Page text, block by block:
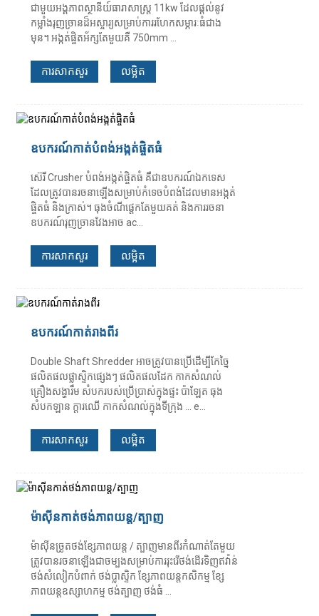
ជាមួយអង្គភាពស្ថានីយ៍ធារាសាស្ត្រ 11kw ដែលផ្តល់នូវ
កម្លាំងរុញច្រានដ៏អស្ចារ្យសម្រាប់ការរហែកសម្ភារៈធំជាង
មុន។ អង្កត់ផ្ចិតអ័ក្សតែមួយគឺ 750mm ...
ការសាកសួរ លម្អិត
ឧបករណ៍កាត់បំពង់អង្កត់ផ្ចិតធំ
ស៊េរី Crusher បំពង់អង្កត់ផ្ចិតធំ គឺជាឧបករណ៍ឯកទេស
ដែលត្រូវបានរចនាឡើងសម្រាប់កំទេចបំពង់ដែលមានអង្កត់
ផ្ចិតធំ និងក្រាស់។ ធុងចំណីផ្តេកតែមួយគត់ និងការរចនា
ឧបករណ៍រុញច្រានវែងអាច ac...
ការសាកសួរ លម្អិត
ឧបករណ៍កាត់រាងពីរ
Double Shaft Shredder អាចត្រូវបានប្រើដើម្បីកែច្នៃ
ផលិតផលផ្លាស្ទិកផ្សេងៗ ផលិតផលដែក កាកសំណល់
គ្រឿងសង្ហារឹម សំបករបស់ប្រើប្រាស់ក្នុងផ្ទះ ប៉ាឡែត ធុង
សំបកឡាន ក្តារឈើ កាកសំណល់ក្នុងទីក្រុង ... e...
ការសាកសួរ លម្អិត
ម៉ាស៊ីនកាត់ថង់ភាពយន្ត/ត្បាញ
ម៉ាស៊ីនច្រូតថង់ខ្សែភាពយន្ត / ត្បាញមានពីរកំណាត់តែមួយ
ត្រូវបានរចនាឡើងជាចម្បងសម្រាប់ការរុះរើថង់ដើរទិញឥវ៉ាន់
ថង់សំលៀកបំពាក់ ថង់ប្លាស្ទិក ខ្សែភាពយន្តកសិកម្ម ខ្សែ
ភាពយន្តឧស្សាហកម្ម ថង់ត្បាញ ថង់ធំ ...